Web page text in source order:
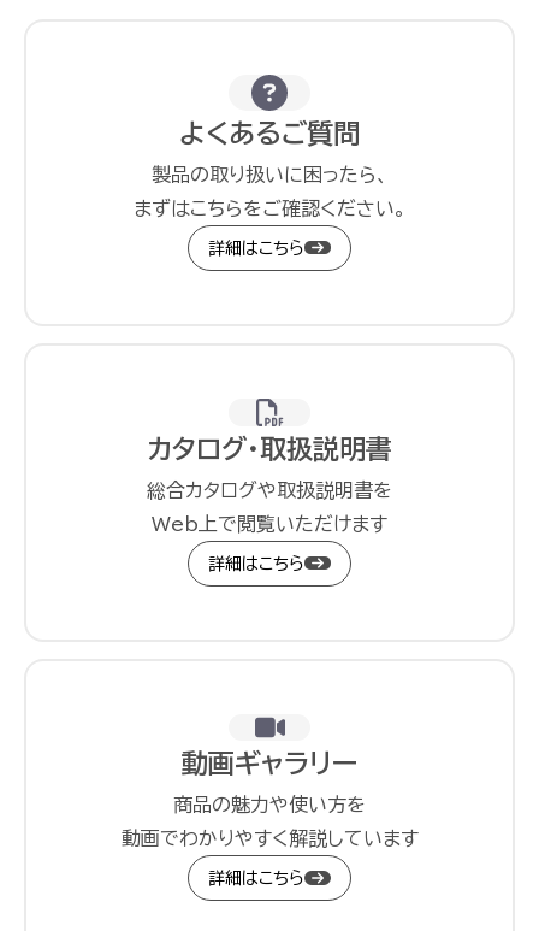
よくあるご質問
製品の取り扱いに困ったら、
まずはこちらをご確認ください。
詳細はこちら
カタログ・取扱説明書
総合カタログや取扱説明書を
Web上で閲覧いただけます
詳細はこちら
動画ギャラリー
商品の魅力や使い方を
動画でわかりやすく解説しています
詳細はこちら